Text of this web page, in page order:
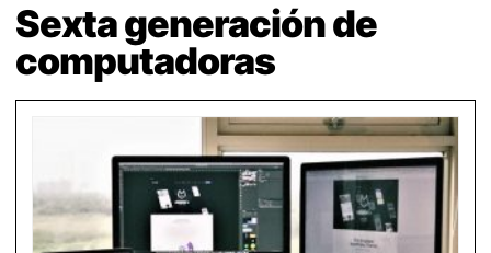
Sexta generación de
computadoras